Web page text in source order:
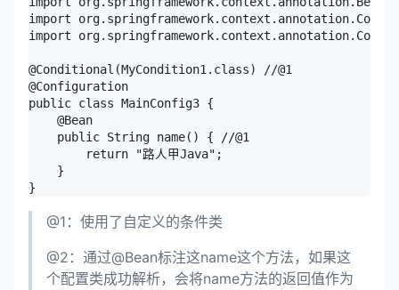
import
import
@Conditional(MyCondition1.class) //@1
@Configuration
public class MainConfig3 {
@Bean
public String name() { //@1
return "路人甲Java";
}
@1：使用了自定义的条件类
@2：通过@Bean标注这name这个方法，如果这
个配置类成功解析，会将name方法的返回值作为